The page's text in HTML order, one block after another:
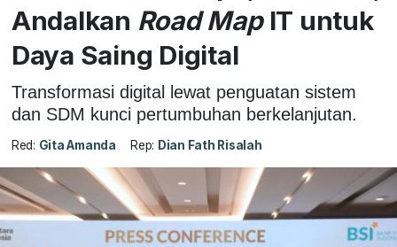
Andalkan Road MapIT untuk
Daya Saing Digital
Transformasi digital lewat penguatan sistem
dan SDM kunci pertumbuhan berkelanjutan.
Red: Gita Amanda Rep: Dian Fath Risalah